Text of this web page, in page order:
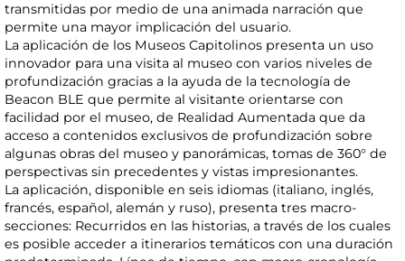
transmitidas por medio de una animada narración que
permite una mayor implicación del usuario.
La aplicación de los Museos Capitolinos presenta un uso
innovador para una visita al museo con varios niveles de
profundización gracias a la ayuda de la tecnología de
Beacon BLE que permite al visitante orientarse con
facilidad por el museo, de Realidad Aumentada que da
acceso a contenidos exclusivos de profundización sobre
algunas obras del museo y panorámicas, tomas de 360° de
perspectivas sin precedentes y vistas impresionantes.
La aplicación, disponible en seis idiomas (italiano, inglés,
francés, español, alemán y ruso), presenta tres macro-
secciones: Recurridos en las historias, a través de los cuales
es posible acceder a itinerarios temáticos con una duración